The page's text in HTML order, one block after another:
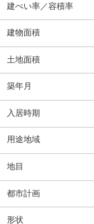
建ぺい率／容積率
建物面積
土地面積
築年月
入居時期
用途地域
地目
都市計画
形状